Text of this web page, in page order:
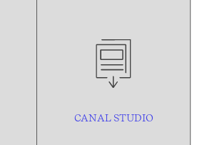
CANAL STUDIO